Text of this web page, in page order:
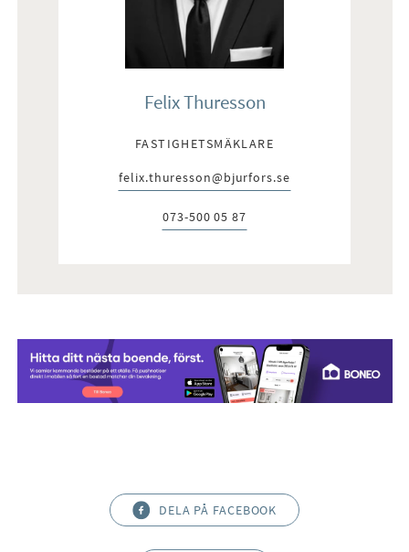
Felix Thuresson
FASTIGHETSMÄKLARE
E-post:
felix.thuresson@bjurfors.se
Telefon:
073-500 05 87
DELA PÅ FACEBOOK